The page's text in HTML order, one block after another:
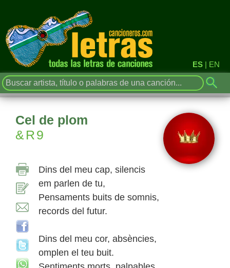
ES | EN
Cel de plom
&R9
Dins del meu cap, silencis
em parlen de tu,
Pensaments buits de somnis,
records del futur.
Dins del meu cor, absències,
omplen el teu buit.